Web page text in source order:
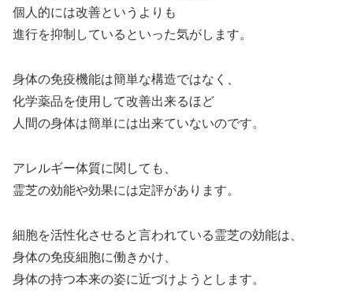
個人的には改善というよりも
進行を抑制しているといった気がします。
身体の免疫機能は簡単な構造ではなく、
化学薬品を使用して改善出来るほど
人間の身体は簡単には出来ていないのです。
アレルギー体質に関しても、
霊芝の効能や効果には定評があります。
細胞を活性化させると言われている霊芝の効能は、
身体の免疫細胞に働きかけ、
身体の持つ本来の姿に近づけようとします。